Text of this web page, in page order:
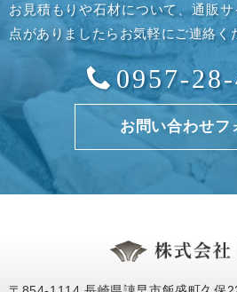
お見積もりや石材について、通販
点がありましたらお気軽にご連絡く
0957-
お問い合わせフ